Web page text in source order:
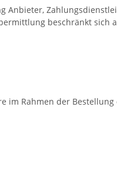
Anbieter,
beschränkt sich
Rahmen der